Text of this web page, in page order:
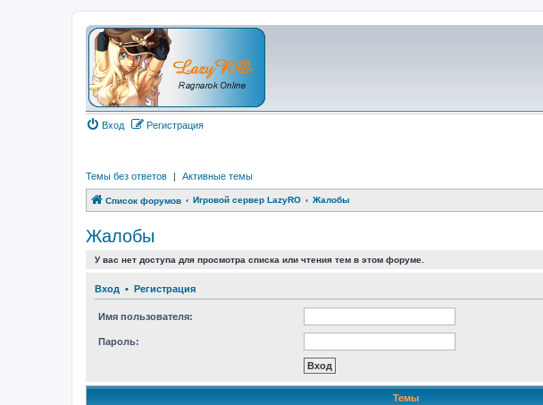
Вход Регистрация
Темы без ответов | Активные темы
Список форумов Игровой сервер LazyRO Жалобы
Жалобы
У вас нет доступа для просмотра списка или чтения тем в этом форуме.
Вход • Регистрация
Имя пользователя:
Пароль:
Темы